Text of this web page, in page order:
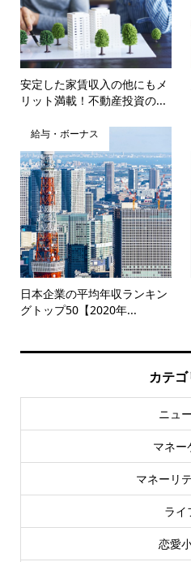
安定した家賃収入の他にもメ
リット満載！不動産投資の...
給与・ボーナス
日本企業の平均年収ランキン
グトップ50【2020年...
カテ
ニュ
マネー
マネーリ
ライ
恋愛